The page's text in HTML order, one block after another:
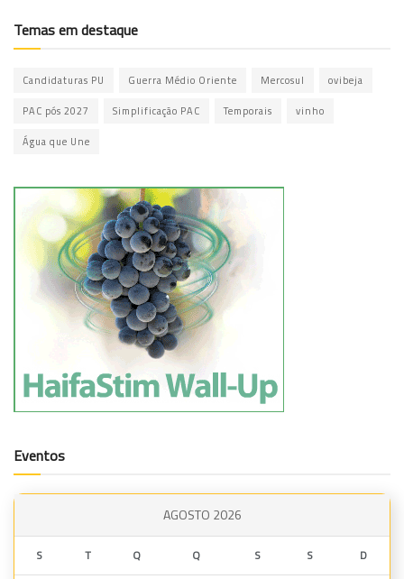
Temas em destaque
Candidaturas PU Guerra Médio Oriente Mercosul ovibeja
PAC pós 2027 Simplificação PAC Temporais vinho
Água que Une
Eventos
AGOSTO 2026
S T Q Q S S D